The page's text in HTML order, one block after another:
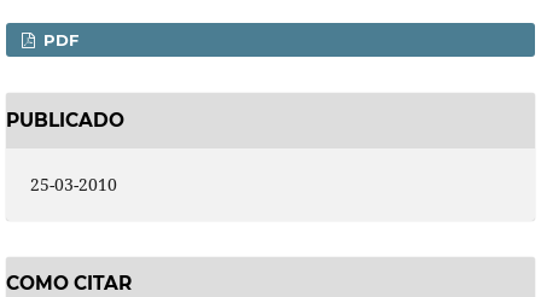
PDF
PUBLICADO
25-03-2010
COMO CITAR